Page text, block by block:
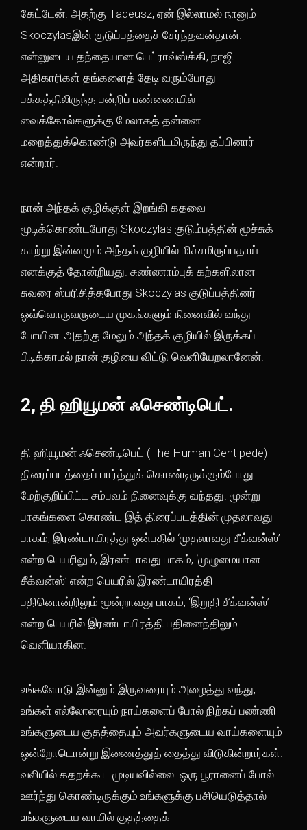
கேட்டேன். அதற்கு Tadeusz, ஏன் இல்லாமல் நானும்
Skoczylasஇன் குடுப்பத்தைச் சேர்ந்தவன்தான்.
என்னுடைய தந்தையான பெட்ராவ்ஸ்க்கி, நாஜி
அதிகாரிகள் தங்களைத் தேடி வரும்போது
பக்கத்திலிருந்த பன்றிப் பண்ணையில்
வைக்கோல்களுக்கு மேலாகத் தன்னை
மறைத்துக்கொண்டு அவர்களிடமிருந்து தப்பினார்
என்றார்.
நான் அந்தக் குழிக்குள் இறங்கி கதவை
மூடிக்கொண்டபோது Skoczylas குடும்பத்தின் மூச்சுக்
காற்று இன்னமும் அந்தக் குழியில் மிச்சமிருப்பதாய்
எனக்குத் தோன்றியது. சுண்ணாம்புக் கற்களிலான
சுவரை ஸ்பரிசித்தபோது Skoczylas குடுப்பத்தினர்
ஒவ்வொருவருடைய முகங்களும் நினைவில் வந்து
போயின. அதற்கு மேலும் அந்தக் குழியில் இருக்கப்
பிடிக்காமல் நான் குழியை விட்டு வெளியேறலானேன்.
2, தி ஹியூமன் ஃசெண்டிபெட்.
தி ஹியூமன் ஃசெண்டிபெட் (The Human Centipede)
திரைப்படத்தைப் பார்த்துக் கொண்டிருக்கும்போது
மேற்குறிப்பிட்ட சம்பவம் நினைவுக்கு வந்தது. மூன்று
பாகங்களை கொண்ட இத் திரைப்படத்தின் முதலாவது
பாகம், இரண்டாயிரத்து ஒன்பதில் ‘முதலாவது சீக்வன்ஸ்’
என்ற பெயரிலும், இரண்டாவது பாகம், ‘முழுமையான
சீக்வன்ஸ்’ என்ற பெயரில் இரண்டாயிரத்தி
பதினொன்றிலும் மூன்றாவது பாகம், ‘இறுதி சீக்வன்ஸ்’
என்ற பெயரில் இரண்டாயிரத்தி பதினைந்திலும்
வெளியாகின.
உங்களோடு இன்னும் இருவரையும் அழைத்து வந்து,
உங்கள் எல்லோரையும் நாய்களைப் போல் நிற்கப் பண்ணி
உங்களுடைய குதத்தையும் அவர்களுடைய வாய்களையும்
ஒன்றோடொன்று இணைத்துத் தைத்து விடுகின்றார்கள்.
வலியில் கதறக்கூட முடியவில்லை. ஒரு பூரானைப் போல்
ஊர்ந்து கொண்டிருக்கும் உங்களுக்கு பசியெடுத்தால்
உங்களுடைய வாயில் குதத்தைக்